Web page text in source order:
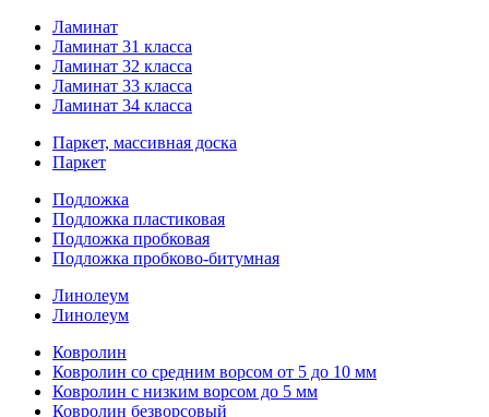
Ламинат
Ламинат 31 класса
Ламинат 32 класса
Ламинат 33 класса
Ламинат 34 класса
Паркет, массивная доска
Паркет
Подложка
Подложка пластиковая
Подложка пробковая
Подложка пробково-битумная
Линолеум
Линолеум
Ковролин
Ковролин со средним ворсом от 5 до 10 мм
Ковролин с низким ворсом до 5 мм
Ковролин безворсовый